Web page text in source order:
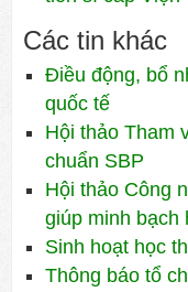
Các tin khác
Điều động, bổ
quốc tế
Hội thảo Tham
chuẩn SBP
Hội thảo Công
giúp minh bạch
Sinh hoạt học
Thông báo tổ